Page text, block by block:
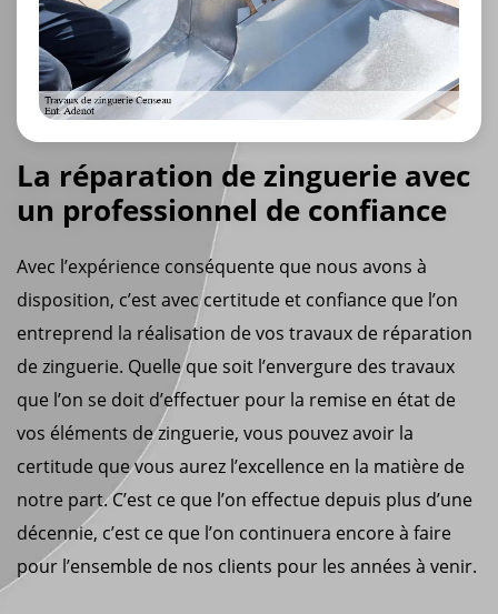
La réparation de zinguerie avec
un professionnel de confiance
Avec l’expérience conséquente que nous avons à
disposition, c’est avec certitude et confiance que l’on
entreprend la réalisation de vos travaux de réparation
de zinguerie. Quelle que soit l’envergure des travaux
que l’on se doit d’effectuer pour la remise en état de
vos éléments de zinguerie, vous pouvez avoir la
certitude que vous aurez l’excellence en la matière de
notre part. C’est ce que l’on effectue depuis plus d’une
décennie, c’est ce que l’on continuera encore à faire
pour l’ensemble de nos clients pour les années à venir.